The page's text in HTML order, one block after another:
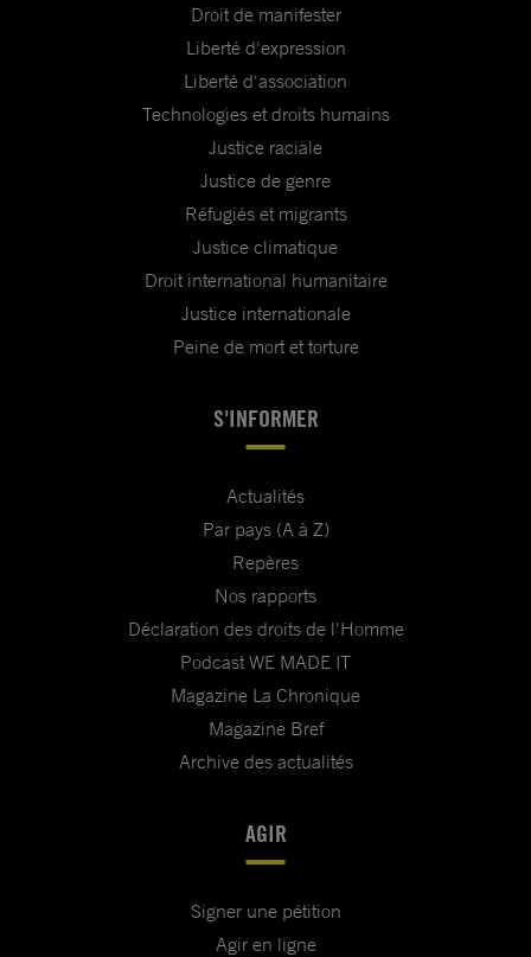
Droit de manifester
Liberté d'expression
Liberté d'association
Technologies et droits humains
Justice raciale
Justice de genre
Réfugiés et migrants
Justice climatique
Droit international humanitaire
Justice internationale
Peine de mort et torture
S'INFORMER
Actualités
Par pays (A à Z)
Repères
Nos rapports
Déclaration des droits de l'Homme
Podcast WE MADE IT
Magazine La Chronique
Magazine Bref
Archive des actualités
AGIR
Signer une pétition
Agir en ligne